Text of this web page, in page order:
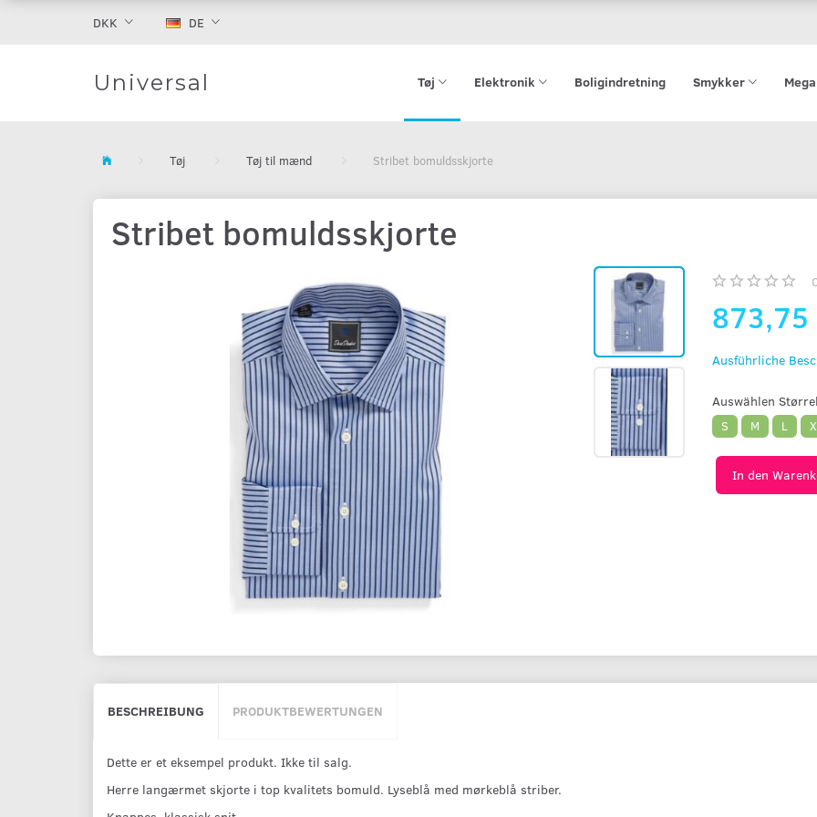
DKK DE
Universal Tøj Elektronik Boligindretning Smykker
Tøj Tøj til mænd Stribet bomuldsskjorte
Stribet bomuldsskjorte
873,75
Ausführliche
Auswählen
S M L
In den
BESCHREIBUNG PRODUKTBEWERTUNGEN
Dette er et eksempel produkt. Ikke til salg.
Herre langærmet skjorte i top kvalitets bomuld. Lyseblå med mørkeblå striber.